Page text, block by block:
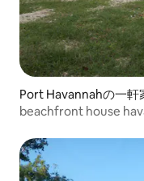
Port Havannahの一軒
beachfront house